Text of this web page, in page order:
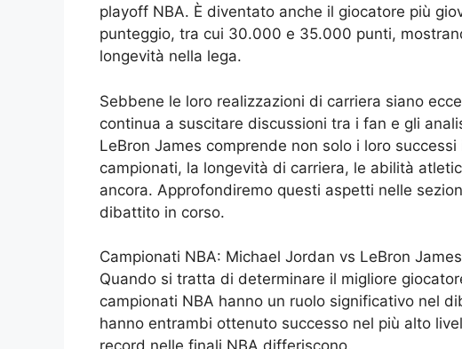
playoff NBA. È diventato anche il giocatore più
punteggio, tra cui 30.000 e 35.000 punti,
longevità nella lega.
Sebbene le loro realizzazioni di carriera siano
continua a suscitare discussioni tra i fan e gli
LeBron James comprende non solo i loro
campionati, la longevità di carriera, le abilità
ancora. Approfondiremo questi aspetti nelle
dibattito in corso.
Campionati NBA: Michael Jordan vs LeBron James
Quando si tratta di determinare il migliore
campionati NBA hanno un ruolo significativo nel
hanno entrambi ottenuto successo nel più alto